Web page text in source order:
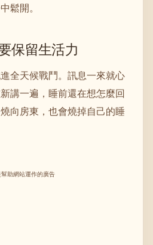
鬆開。
保留生活力
全天候戰鬥。訊息一來就心
講一遍，睡前還在想怎麼回
向房東，也會燒掉自己的睡
幫助網站運作的廣告